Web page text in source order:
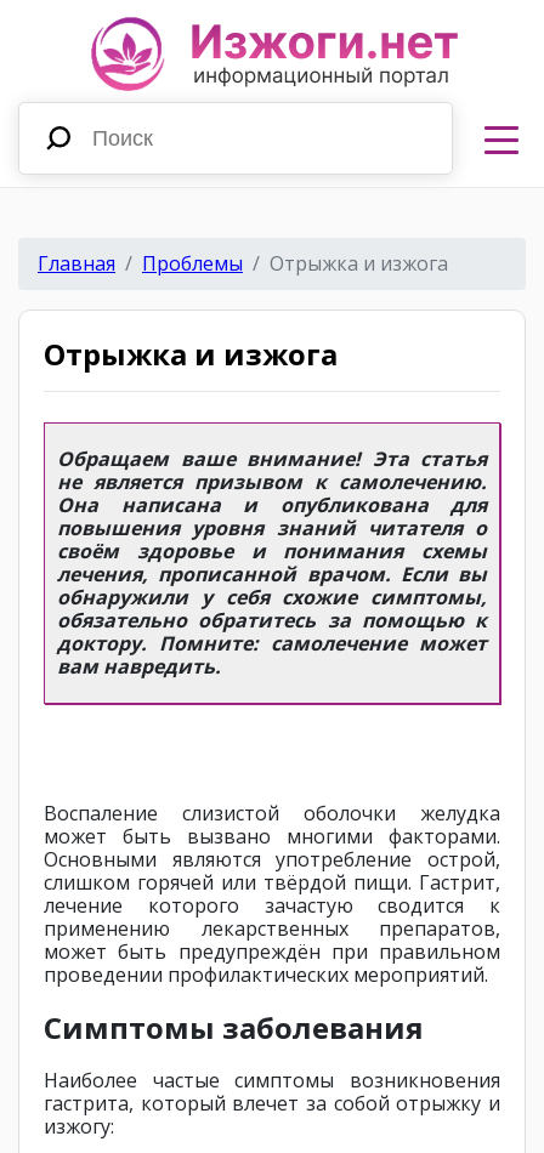
Главная Проблемы Отрыжка и изжога
Отрыжка и изжога
Обращаем ваше внимание! Эта статья
не является призывом к самолечению.
Она написана и опубликована для
повышения уровня знаний читателя о
своём здоровье и понимания схемы
лечения, прописанной врачом. Если вы
обнаружили у себя схожие симптомы,
обязательно обратитесь за помощью к
доктору. Помните: самолечение может
вам навредить.
Воспаление слизистой оболочки желудка
может быть вызвано многими факторами.
Основными являются употребление острой,
слишком горячей или твёрдой пищи. Гастрит,
лечение которого зачастую сводится к
применению лекарственных препаратов,
может быть предупреждён при правильном
проведении профилактических мероприятий.
Симптомы заболевания
Наиболее частые симптомы возникновения
гастрита, который влечет за собой отрыжку и
изжогу: